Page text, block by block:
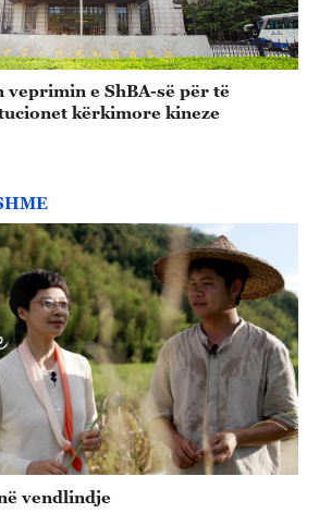
e ShBA-së për të
kërkimore kineze
vendlindje